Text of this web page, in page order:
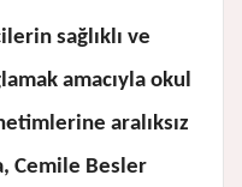
sağlıklı ve
amacıyla okul
aralıksız
Cemile Besler